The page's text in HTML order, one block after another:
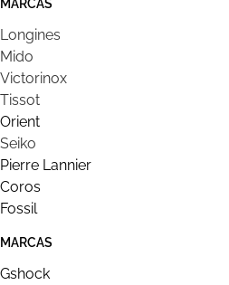
MARCAS
Longines
Mido
Victorinox
Tissot
Orient
Seiko
Pierre Lannier
Coros
Fossil
MARCAS
Gshock